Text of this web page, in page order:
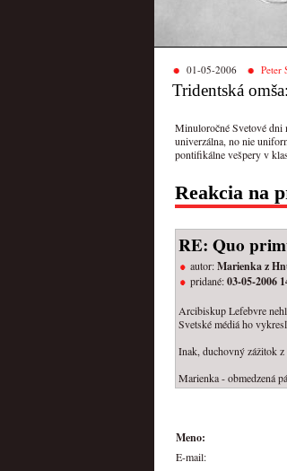
01-05-2006 Peter
Tridentská
Minuloročné Svetové dni
univerzálna, no nie
pontifikálne vešpery v
Reakcia na
RE: Quo
autor:Marienka z
pridané:03-05-2006
Arcibiskup Lefebvre
Svetské médiá ho
Inak, duchovný zážitok
Marienka - obmedzená
Meno:
E-mail: